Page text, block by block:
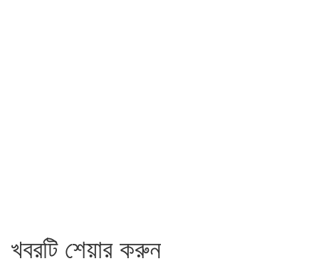
খবরটি শেয়ার করুন